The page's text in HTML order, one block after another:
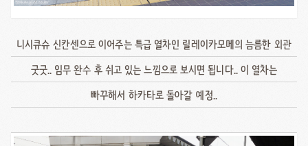
니시큐슈 신칸센으로 이어주는 특급 열차인 릴레이카모메의 늠름한 외관
굿굿.. 임무 완수 후 쉬고 있는 느낌으로 보시면 됩니다.. 이 열차는
빠꾸해서 하카타로 돌아갈 예정..